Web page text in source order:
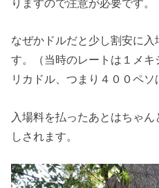
りますので注意が必要です。
なぜかドルだと少し割安に入
す。（当時のレートは１メ
リカドル、つまり４００ペソ
入場料を払ったあとはちゃ
しされます。